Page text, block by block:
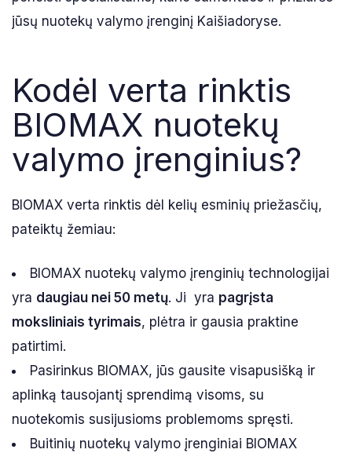
jūsų nuotekų valymo įrenginį Kaišiadoryse.
Kodėl verta rinktis
BIOMAX nuotekų
valymo įrenginius?
BIOMAX verta rinktis dėl kelių esminių priežasčių,
pateiktų žemiau:
BIOMAX nuotekų valymo įrenginių technologijai
yra daugiau nei 50 metų. Ji yra pagrįsta
moksliniais tyrimais, plėtra ir gausia praktine
patirtimi.
Pasirinkus BIOMAX, jūs gausite visapusišką ir
aplinką tausojantį sprendimą visoms, su
nuotekomis susijusioms problemoms spręsti.
Buitinių nuotekų valymo įrenginiai BIOMAX